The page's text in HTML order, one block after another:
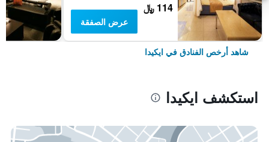
114 ﷼
عرض الصفقة
شاهد أرخص الفنادق في ايكيدا
استكشف ايكيدا